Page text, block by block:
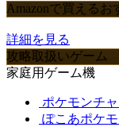
Amazonで買える
詳細を見る
攻略取扱いゲーム
家庭用ゲーム機
ポケモンチ
ぽこあポケ